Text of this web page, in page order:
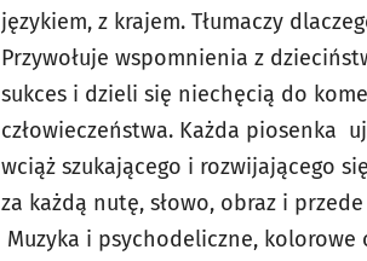
językiem, z krajem. Tłumaczy
Przywołuje wspomnienia z
sukces i dzieli się niechęcią do
człowieczeństwa. Każda piosenka
wciąż szukającego i rozwijającego
za każdą nutę, słowo, obraz i
Muzyka i psychodeliczne, kolorowe